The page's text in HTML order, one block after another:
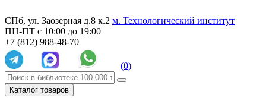
СПб, ул. Заозерная д.8 к.2 м. Технологический институт
ПН-ПТ с 10:00 до 19:00
+7 (812) 988-48-70
(0)
Каталог товаров